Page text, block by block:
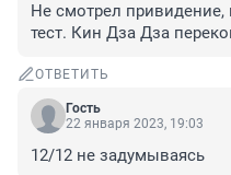
Не смотрел
тест. Кин Дза Дза
ОТВЕТИТЬ
Гость
22 января 2023, 19:03
12/12 не задумываясь